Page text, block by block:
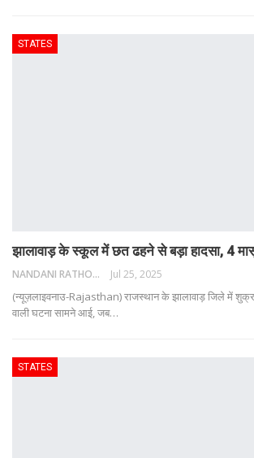
STATES
झालावाड़ के स्कूल में छत ढहने से बड़ा हादसा, 4
NANDANI RATHORE Jul 25, 2025
(न्यूज़लाइवनाउ-Rajasthan) राजस्थान के झालावाड़ जिले में
वाली घटना सामने आई, जब…
STATES